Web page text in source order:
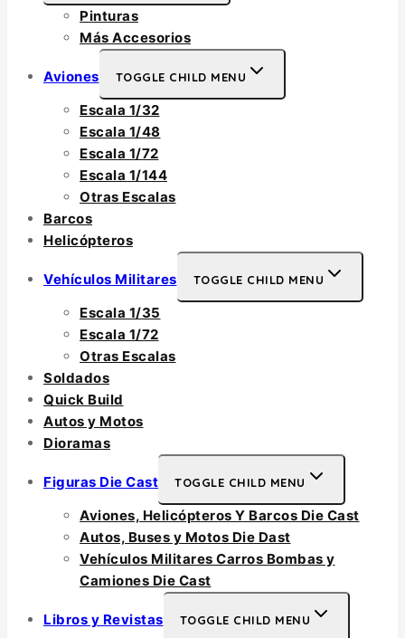
Pinturas
Más Accesorios
Aviones TOGGLE CHILD MENU
Escala 1/32
Escala 1/48
Escala 1/72
Escala 1/144
Otras Escalas
Barcos
Helicópteros
Vehículos Militares TOGGLE CHILD MENU
Escala 1/35
Escala 1/72
Otras Escalas
Soldados
Quick Build
Autos y Motos
Dioramas
Figuras Die Cast TOGGLE CHILD MENU
Aviones, Helicópteros Y Barcos Die Cast
Autos, Buses y Motos Die Dast
Vehículos Militares Carros Bombas y
Camiones Die Cast
Libros y Revistas TOGGLE CHILD MENU